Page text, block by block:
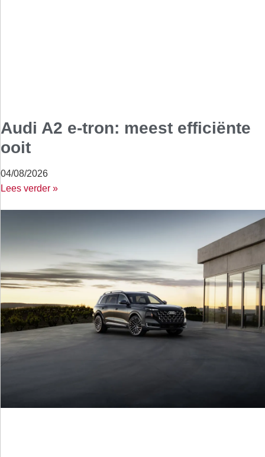
Audi A2 e-tron: meest efficiënte
ooit
04/08/2026
Lees verder »